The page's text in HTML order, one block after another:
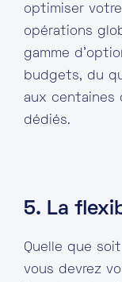
optimiser
opérations
gamme
budgets, du
aux centaines
dédiés.
5. La
Quelle que
vous devrez